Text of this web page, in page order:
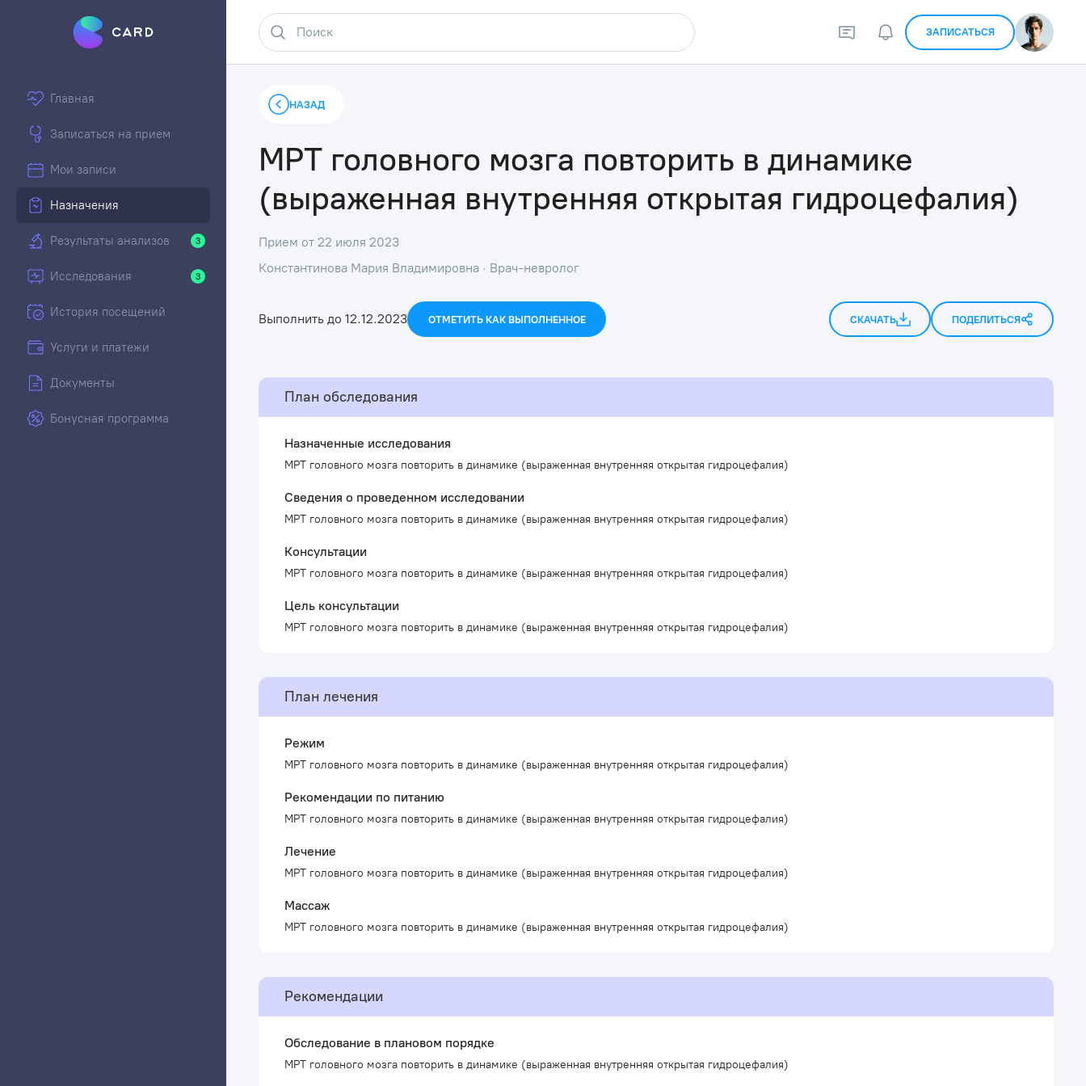
ЗАПИСАТЬСЯ
Главная
Записаться на прием
Мои записи
Назначения
Результаты анализов 3
Исследования 3
История посещений
Услуги и платежи
Документы
Бонусная программа
НАЗАД
МРТ головного мозга повторить в динамике
(выраженная внутренняя открытая гидроцефалия)
Прием от 22 июля 2023
Константинова Мария Владимировна · Врач-невролог
Выполнить до 12.12.2023 ОТМЕТИТЬ КАК ВЫПОЛНЕННОЕ СКАЧАТЬ ПОДЕЛИТЬСЯ
План обследования
Назначенные исследования
МРТ головного мозга повторить в динамике (выраженная внутренняя открытая гидроцефалия)
Сведения о проведенном исследовании
МРТ головного мозга повторить в динамике (выраженная внутренняя открытая гидроцефалия)
Консультации
МРТ головного мозга повторить в динамике (выраженная внутренняя открытая гидроцефалия)
Цель консультации
МРТ головного мозга повторить в динамике (выраженная внутренняя открытая гидроцефалия)
План лечения
Режим
МРТ головного мозга повторить в динамике (выраженная внутренняя открытая гидроцефалия)
Рекомендации по питанию
МРТ головного мозга повторить в динамике (выраженная внутренняя открытая гидроцефалия)
Лечение
МРТ головного мозга повторить в динамике (выраженная внутренняя открытая гидроцефалия)
Массаж
МРТ головного мозга повторить в динамике (выраженная внутренняя открытая гидроцефалия)
Рекомендации
Обследование в плановом порядке
МРТ головного мозга повторить в динамике (выраженная внутренняя открытая гидроцефалия)